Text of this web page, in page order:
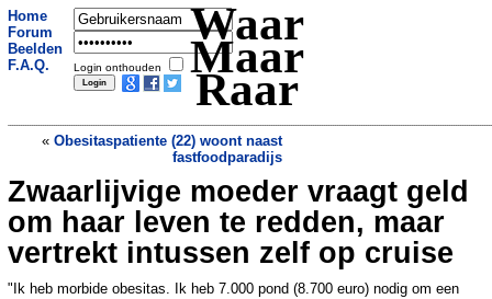
Home
Forum
Beelden
F.A.Q.
Login onthouden
Waar
Maar
Raar
« Obesitaspatiente (22) woont naast
fastfoodparadijs
Buizerds vallen joggers in fluokleding
aan»
Zwaarlijvige moeder vraagt geld
om haar leven te redden, maar
vertrekt intussen zelf op cruise
"Ik heb morbide obesitas. Ik heb 7.000 pond (8.700 euro) nodig om een